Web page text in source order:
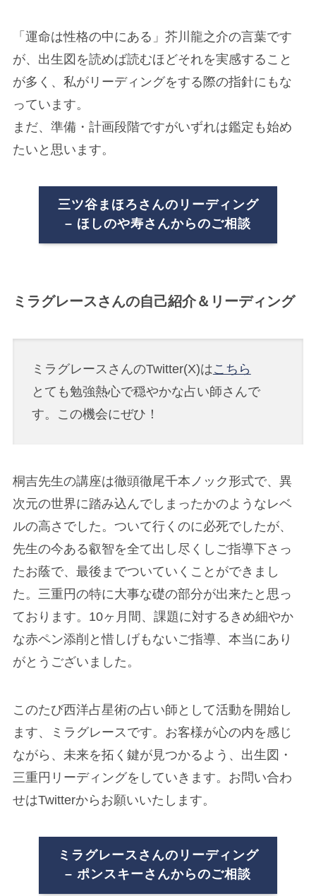
「運命は性格の中にある」芥川龍之介の言葉です
が、出生図を読めば読むほどそれを実感すること
が多く、私がリーディングをする際の指針にもな
っています。
まだ、準備・計画段階ですがいずれは鑑定も始め
たいと思います。
三ツ谷まほろさんのリーディング
– ほしのや寿さんからのご相談
ミラグレースさんの自己紹介＆リーディング
ミラグレースさんのTwitter(X)はこちら
とても勉強熱心で穏やかな占い師さんで
す。この機会にぜひ！
桐吉先生の講座は徹頭徹尾千本ノック形式で、異
次元の世界に踏み込んでしまったかのようなレベ
ルの高さでした。ついて行くのに必死でしたが、
先生の今ある叡智を全て出し尽くしご指導下さっ
たお蔭で、最後までついていくことができまし
た。三重円の特に大事な礎の部分が出来たと思っ
ております。10ヶ月間、課題に対するきめ細やか
な赤ペン添削と惜しげもないご指導、本当にあり
がとうございました。
このたび西洋占星術の占い師として活動を開始し
ます、ミラグレースです。お客様が心の内を感じ
ながら、未来を拓く鍵が見つかるよう、出生図・
三重円リーディングをしていきます。お問い合わ
せはTwitterからお願いいたします。
ミラグレースさんのリーディング
– ポンスキーさんからのご相談